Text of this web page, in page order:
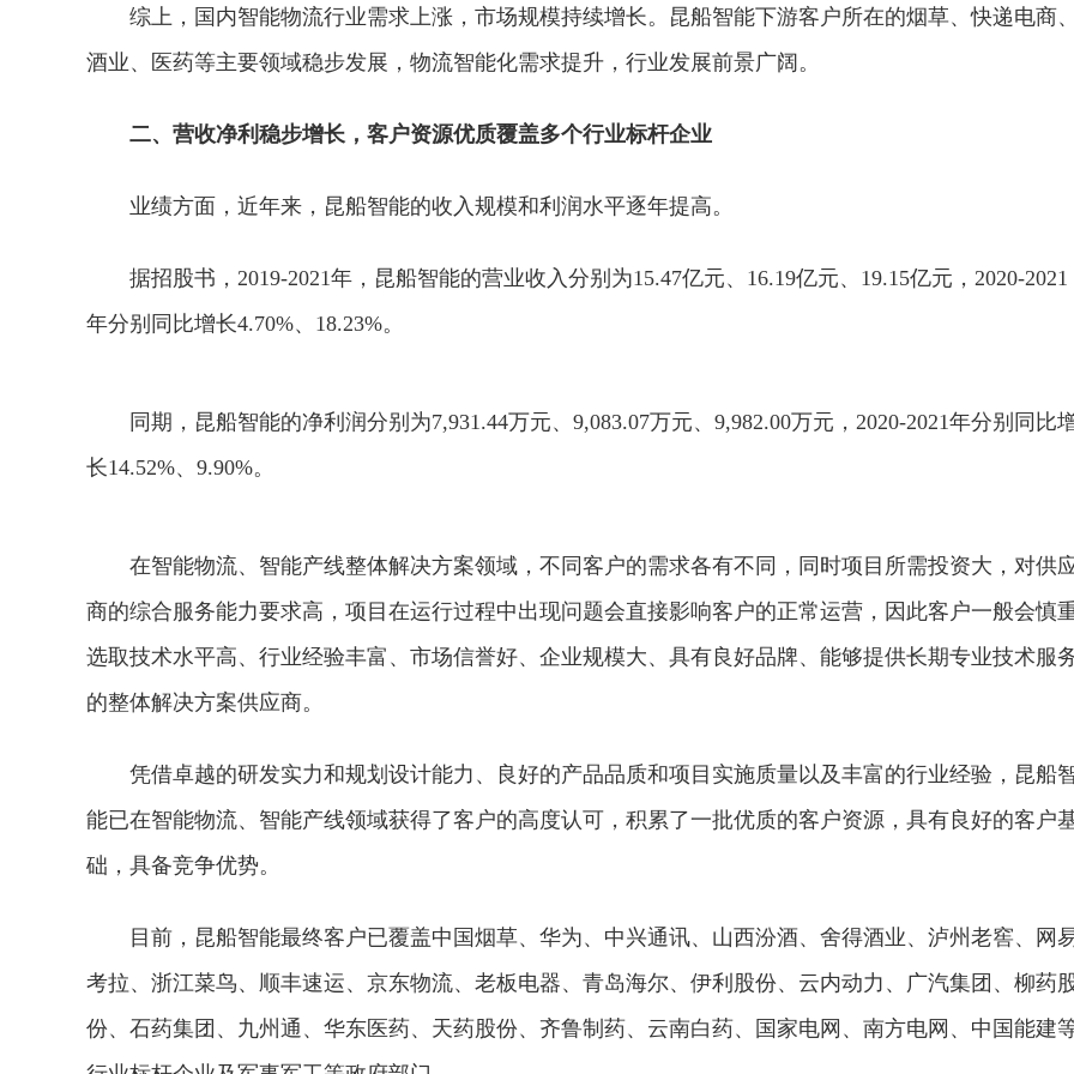
综上，国内智能物流行业需求上涨，市场规模持续增长。昆船智能下游客户所在的烟草、快递电商
酒业、医药等主要领域稳步发展，物流智能化需求提升，行业发展前景广阔。
二、营收净利稳步增长，客户资源优质覆盖多个行业标杆企业
业绩方面，近年来，昆船智能的收入规模和利润水平逐年提高。
据招股书，2019-2021年，昆船智能的营业收入分别为15.47亿元、16.19亿元、19.15亿元，2020-2021
年分别同比增长4.70%、18.23%。
同期，昆船智能的净利润分别为7,931.44万元、9,083.07万元、9,982.00万元，2020-2021年分别同比
长14.52%、9.90%。
在智能物流、智能产线整体解决方案领域，不同客户的需求各有不同，同时项目所需投资大，对供
商的综合服务能力要求高，项目在运行过程中出现问题会直接影响客户的正常运营，因此客户一般会慎
选取技术水平高、行业经验丰富、市场信誉好、企业规模大、具有良好品牌、能够提供长期专业技术服
的整体解决方案供应商。
凭借卓越的研发实力和规划设计能力、良好的产品品质和项目实施质量以及丰富的行业经验，昆船
能已在智能物流、智能产线领域获得了客户的高度认可，积累了一批优质的客户资源，具有良好的客户
础，具备竞争优势。
目前，昆船智能最终客户已覆盖中国烟草、华为、中兴通讯、山西汾酒、舍得酒业、泸州老窖、网
考拉、浙江菜鸟、顺丰速运、京东物流、老板电器、青岛海尔、伊利股份、云内动力、广汽集团、柳药
份、石药集团、九州通、华东医药、天药股份、齐鲁制药、云南白药、国家电网、南方电网、中国能建